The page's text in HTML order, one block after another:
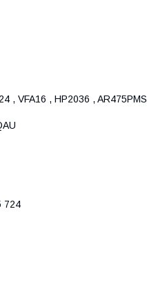
, VFA16 , HP2036 , AR475PMS
724